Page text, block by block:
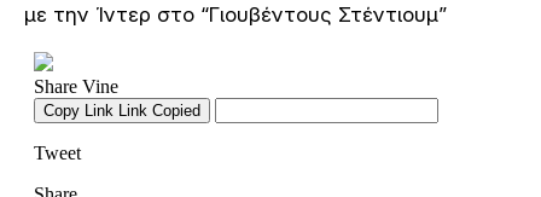
με την Ίντερ στο “Γιουβέντους Στέντιουμ”